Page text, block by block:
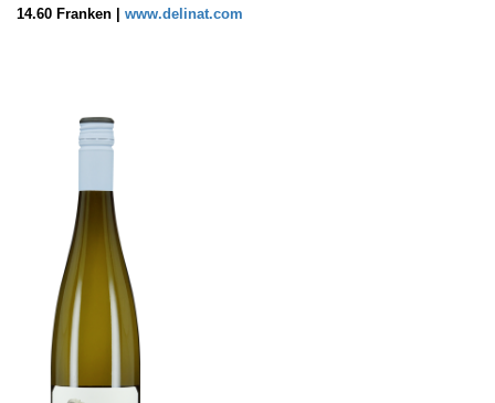
14.60 Franken | www.delinat.com